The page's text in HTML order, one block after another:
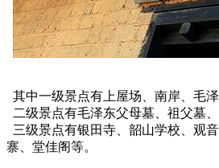
其中一级景点有上屋场、南岸、毛
二级景点有毛泽东父母墓、祖父墓
三级景点有银田寺、韶山学校、观
寨、堂佳阁等。